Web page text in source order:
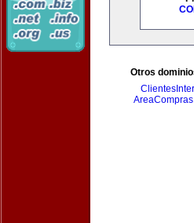
Otros